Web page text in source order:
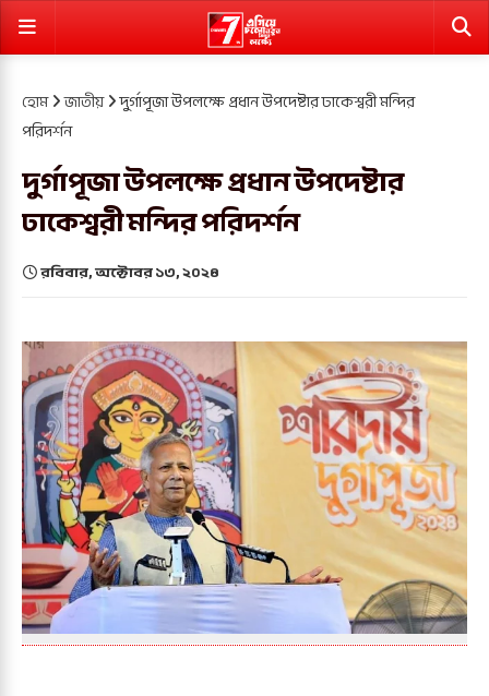
হোম জাতীয় দুর্গাপূজা উপলক্ষে প্রধান উপদেষ্টার ঢাকেশ্বরী মন্দির
পরিদর্শন
দুর্গাপূজা উপলক্ষে প্রধান উপদেষ্টার
ঢাকেশ্বরী মন্দির পরিদর্শন
রবিবার, অক্টোবর ১৩, ২০২৪